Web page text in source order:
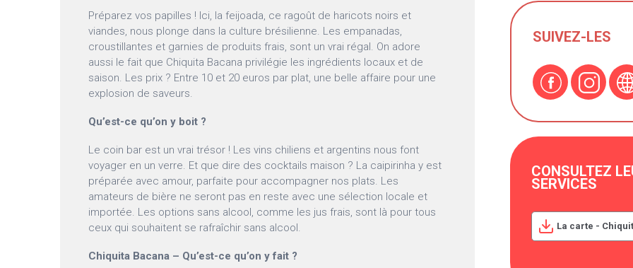
Préparez vos papilles ! Ici, la feijoada, ce ragoût de haricots noirs et
viandes, nous plonge dans la culture brésilienne. Les empanadas,
croustillantes et garnies de produits frais, sont un vrai régal. On adore
aussi le fait que Chiquita Bacana privilégie les ingrédients locaux et de
saison. Les prix ? Entre 10 et 20 euros par plat, une belle affaire pour une
explosion de saveurs.
Qu’est-ce qu’on y boit ?
Le coin bar est un vrai trésor ! Les vins chiliens et argentins nous font
voyager en un verre. Et que dire des cocktails maison ? La caipirinha y est
préparée avec amour, parfaite pour accompagner nos plats. Les
amateurs de bière ne seront pas en reste avec une sélection locale et
importée. Les options sans alcool, comme les jus frais, sont là pour tous
ceux qui souhaitent se rafraîchir sans alcool.
Chiquita Bacana – Qu’est-ce qu’on y fait ?
SUIVEZ-LES
CONSULTEZ
SERVICES
La carte -